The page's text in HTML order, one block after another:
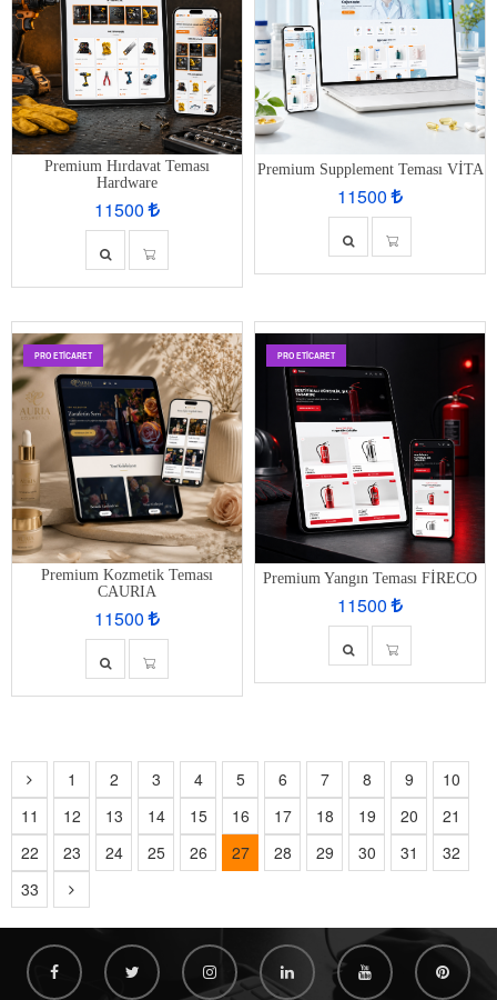
Premium Hırdavat Teması
Hardware
11500
Premium Supplement Teması VİTA
11500
PRO ETİCARET
Premium Kozmetik Teması
CAURIA
11500
PRO ETİCARET
Premium Yangın Teması FİRECO
11500
1 2 3 4 5 6 7 8 9
10
11
12 13 14 15 16 17 18 19 20
21
22
23 24 25 26 27 28 29 30 31
32
33